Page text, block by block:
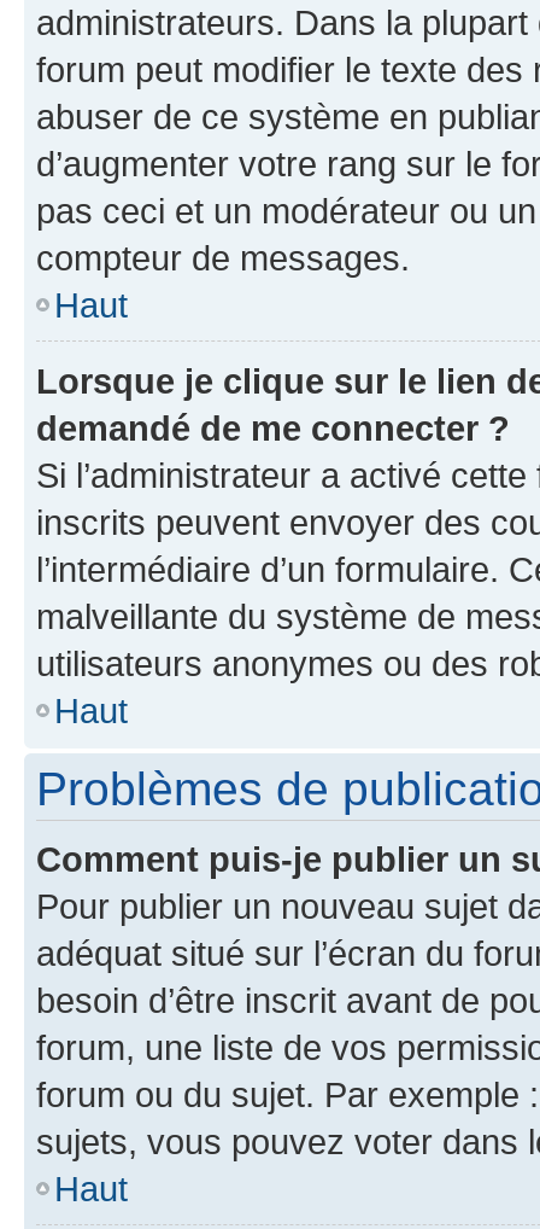
administrateurs. Dans la
forum peut modifier le texte
abuser de ce système en
d’augmenter votre rang sur le
pas ceci et un modérateur ou
compteur de messages.
Haut
Lorsque je clique sur le lien
demandé de me connecter ?
Si l’administrateur a activé
inscrits peuvent envoyer des
l’intermédiaire d’un formulaire.
malveillante du système de
utilisateurs anonymes ou des
Haut
Problèmes de
Comment puis-je publier un
Pour publier un nouveau sujet
adéquat situé sur l’écran du
besoin d’être inscrit avant de
forum, une liste de vos
forum ou du sujet. Par exemple
sujets, vous pouvez voter dans
Haut